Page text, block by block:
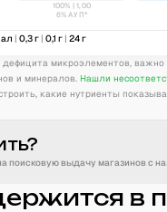
100% | 1,00
6% АУП*
| 0,3г | 0,1 г | 24г
микроэлементов,
и минералов. Нашли
какие нутриенты
поисковую выдачу магазинов с
в